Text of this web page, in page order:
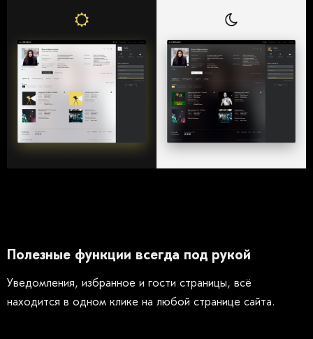
Полезные функции всегда под рукой
Уведомления, избранное и гости страницы, всё
находится в одном клике на любой странице сайта.